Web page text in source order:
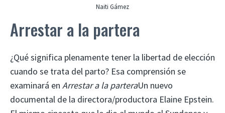
Naiti Gámez
Arrestar a la partera
¿Qué significa plenamente tener la libertad de elección
cuando se trata del parto? Esa comprensión se
examinará en Arrestar a la parteraUn nuevo
documental de la directora/productora Elaine Epstein.